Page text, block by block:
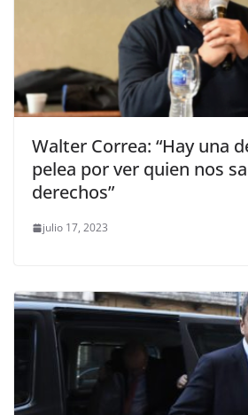
Walter Correa: “Hay una
pelea por ver quien nos
derechos”
julio 17, 2023